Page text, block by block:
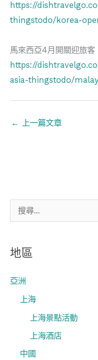
關
字
地區
亞洲
上海
上海景點活動
上海酒店
中國
https://
thingstodo/korea-
馬來西亞4月開關迎旅
https://
asia-thingstodo/
← 上一篇文章